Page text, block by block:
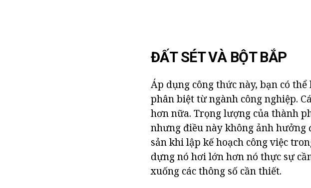
ĐẤT SÉT VÀ BỘT BẮP
Áp dụng công thức này, bạn có
phân biệt từ ngành công nghiệp.
hơn nữa. Trọng lượng của thành
nhưng điều này không ảnh hưởng
sản khi lập kế hoạch công việc
dựng nó hơi lớn hơn nó thực sự
xuống các thông số cần thiết.